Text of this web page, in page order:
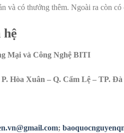
và có thưởng thêm. Ngoài ra còn có
Mại và Công Nghệ BITI
Hòa Xuân – Q. Cẩm Lệ – TP. Đà
;